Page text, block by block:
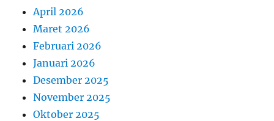
April 2026
Maret 2026
Februari 2026
Januari 2026
Desember 2025
November 2025
Oktober 2025